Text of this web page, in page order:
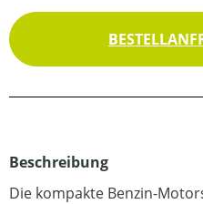
Beschreibung
Die kompakte Benzin-